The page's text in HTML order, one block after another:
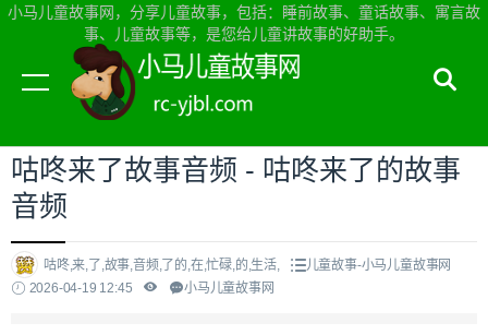
小马儿童故事网，分享儿童故事，包括：睡前故事、童话故事、寓言故
事、儿童故事等，是您给儿童讲故事的好助手。
当前位置：小马儿童故事网首页>儿童故事
咕咚来了故事音频 - 咕咚来了的故事
音频
咕咚,来,了,故事,音频,了的,在,忙碌,的,生活,
儿童故事-小马儿童故事网
2026-04-19 12:45
小马儿童故事网